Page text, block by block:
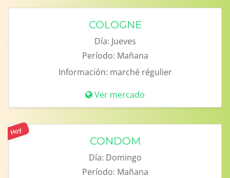
COLOGNE
Día: Jueves
Período: Mañana
Información: marché régulier
Ver mercado
Hoy
CONDOM
Día: Domingo
Período: Mañana